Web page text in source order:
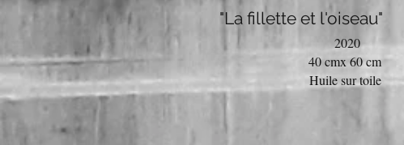
"La fillette et l'oiseau"
2020
40 cmx 60 cm
Huile sur toile